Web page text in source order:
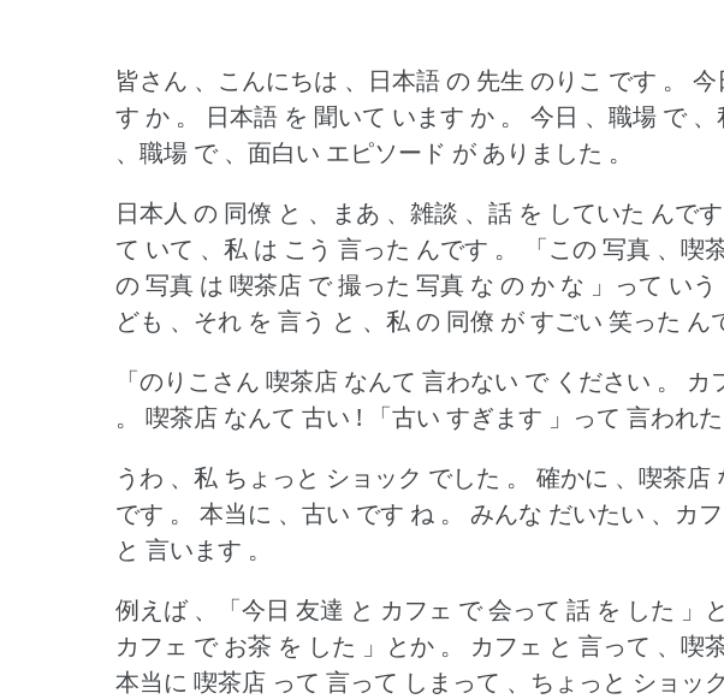
皆さん 、こんにちは 、日本語 の 先生 のりこ です 。
今
す か 。
日本語 を 聞いて います か 。
今日 、職場 で
、職場 で 、面白い エピソード が ありました 。
日本人 の 同僚 と 、まあ 、雑談 、話 を していた んで
て いて 、私 は こう 言った んです 。
「この 写真 、喫
の 写真 は 喫茶店 で 撮った 写真 な の か な 」って い
ども 、それ を 言う と 、私 の 同僚 が すごい 笑った ん
「のりこさん 喫茶店 なんて 言わない で ください 。
カ
。
喫茶店 なんて 古い !
「古い すぎます 」って 言われた
うわ 、私 ちょっと ショック でした 。
確かに 、喫茶店
です 。
本当に 、古い です ね 。
みんな だいたい 、カ
と 言います 。
例えば 、「今日 友達 と カフェ で 会って 話 を した 」
カフェ で お茶 を した 」とか 。
カフェ と 言って 、喫
本当に 喫茶店 って 言って しまって 、ちょっと ショック